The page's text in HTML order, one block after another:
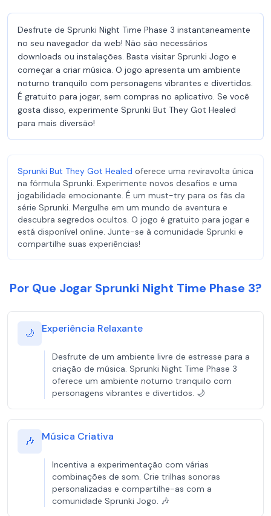
Desfrute de Sprunki Night Time Phase 3 instantaneamente
no seu navegador da web! Não são necessários
downloads ou instalações. Basta visitar Sprunki Jogo e
começar a criar música. O jogo apresenta um ambiente
noturno tranquilo com personagens vibrantes e divertidos.
É gratuito para jogar, sem compras no aplicativo. Se você
gosta disso, experimente Sprunki But They Got Healed
para mais diversão!
Sprunki But They Got Healed oferece uma reviravolta única
na fórmula Sprunki. Experimente novos desafios e uma
jogabilidade emocionante. É um must-try para os fãs da
série Sprunki. Mergulhe em um mundo de aventura e
descubra segredos ocultos. O jogo é gratuito para jogar e
está disponível online. Junte-se à comunidade Sprunki e
compartilhe suas experiências!
Por Que Jogar Sprunki Night Time Phase 3?
🌙 Experiência Relaxante
Desfrute de um ambiente livre de estresse para a
criação de música. Sprunki Night Time Phase 3
oferece um ambiente noturno tranquilo com
personagens vibrantes e divertidos. 🌙
🎶 Música Criativa
Incentiva a experimentação com várias
combinações de som. Crie trilhas sonoras
personalizadas e compartilhe-as com a
comunidade Sprunki Jogo. 🎶